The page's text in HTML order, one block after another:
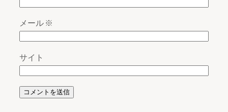
メール※
サイト